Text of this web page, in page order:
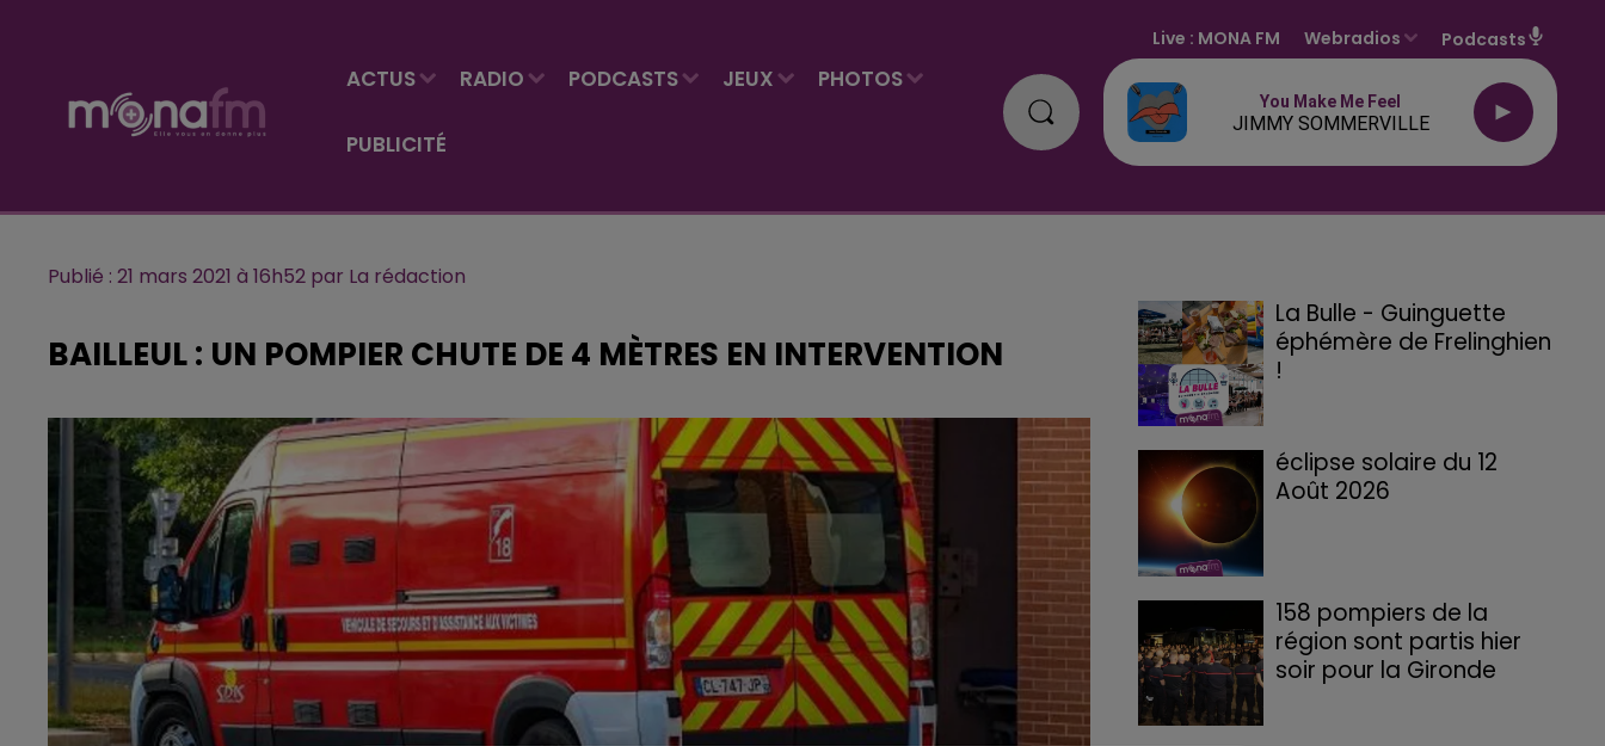
ACTUS RADIO PODCASTS JEUX PHOTOS
PUBLICITÉ
Live : MONA FM Webradios Podcasts
You Make Me Feel
JIMMY SOMMERVILLE
Publié : 21 mars 2021 à 16h52 par La rédaction
BAILLEUL : UN POMPIER CHUTE DE 4 MÈTRES EN INTERVENTION
La Bulle - Guinguette
éphémère de Frelinghien
!
éclipse solaire du 12
Août 2026
158 pompiers de la
région sont partis hier
soir pour la Gironde